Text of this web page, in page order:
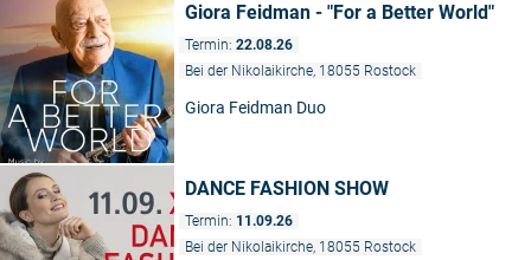
Giora Feidman - "For a Better World"
Termin: 22.08.26
Bei der Nikolaikirche, 18055 Rostock
Giora Feidman Duo
DANCE FASHION SHOW
Termin: 11.09.26
Bei der Nikolaikirche, 18055 Rostock